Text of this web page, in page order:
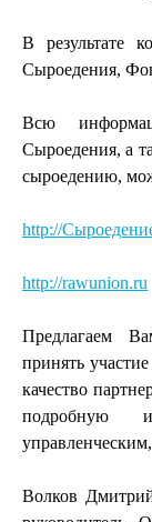
В результате
Сыроедения,
Всю
Сыроедения, а
сыроедению,
http://
http://rawunion.ru
Предлагаем
принять
качество
подробную
Волков